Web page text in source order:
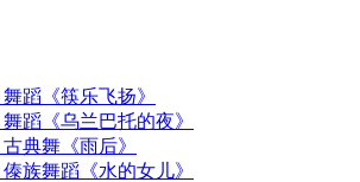
蹈《筷乐飞扬》
蹈《乌兰巴托的夜》
典舞《雨后》
族舞蹈《水的女儿》